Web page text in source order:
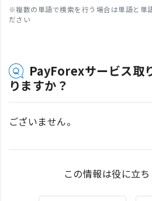
※複数の単語で検索を行う場合は単語と単
ださい
PayForexサービス取
りますか？
ございません。
この情報は役に立